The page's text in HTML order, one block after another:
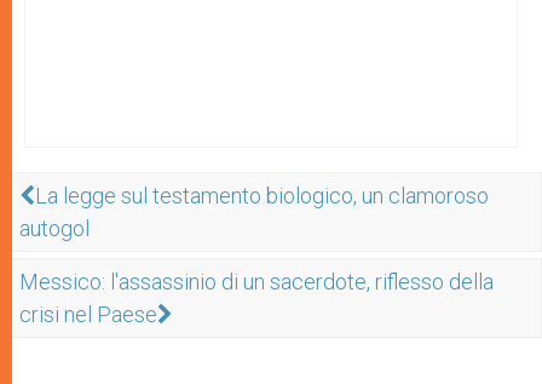
La legge sul testamento biologico, un clamoroso
autogol
Messico: l'assassinio di un sacerdote, riflesso della
crisi nel Paese